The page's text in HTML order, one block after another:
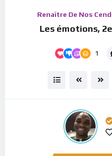
Renaître De Nos
Les émotions,
1